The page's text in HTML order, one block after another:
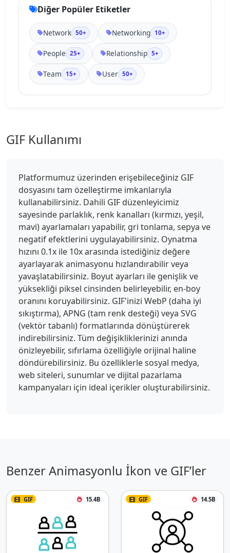
Diğer Popüler Etiketler
Network 50+ Networking 10+
People 25+ Relationship 5+
Team 15+ User 50+
GIF Kullanımı
Platformumuz üzerinden erişebileceğiniz GIF
dosyasını tam özelleştirme imkanlarıyla
kullanabilirsiniz. Dahili GIF düzenleyicimiz
sayesinde parlaklık, renk kanalları (kırmızı, yeşil,
mavi) ayarlamaları yapabilir, gri tonlama, sepya ve
negatif efektlerini uygulayabilirsiniz. Oynatma
hızını 0.1x ile 10x arasında istediğiniz değere
ayarlayarak animasyonu hızlandırabilir veya
yavaşlatabilirsiniz. Boyut ayarları ile genişlik ve
yüksekliği piksel cinsinden belirleyebilir, en-boy
oranını koruyabilirsiniz. GIF'inizi WebP (daha iyi
sıkıştırma), APNG (tam renk desteği) veya SVG
(vektör tabanlı) formatlarında dönüştürerek
indirebilirsiniz. Tüm değişikliklerinizi anında
önizleyebilir, sıfırlama özelliğiyle orijinal haline
döndürebilirsiniz. Bu özelliklerle sosyal medya,
web siteleri, sunumlar ve dijital pazarlama
kampanyaları için ideal içerikler oluşturabilirsiniz.
Benzer Animasyonlu İkon ve GIF’ler
GIF 15.4B GIF 14.5B